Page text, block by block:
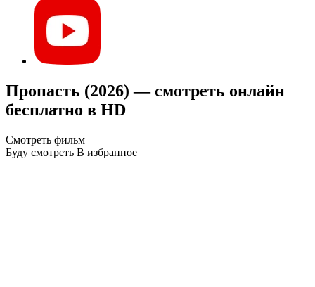
Пропасть (2026) — смотреть онлайн
бесплатно в HD
Смотреть фильм
Буду смотреть В избранное